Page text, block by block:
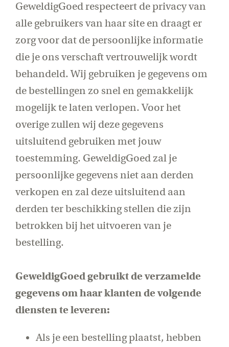
GeweldigGoed respecteert de privacy van
alle gebruikers van haar site en draagt er
zorg voor dat de persoonlijke informatie
die je ons verschaft vertrouwelijk wordt
behandeld. Wij gebruiken je gegevens om
de bestellingen zo snel en gemakkelijk
mogelijk te laten verlopen. Voor het
overige zullen wij deze gegevens
uitsluitend gebruiken met jouw
toestemming. GeweldigGoed zal je
persoonlijke gegevens niet aan derden
verkopen en zal deze uitsluitend aan
derden ter beschikking stellen die zijn
betrokken bij het uitvoeren van je
bestelling.
GeweldigGoed gebruikt de verzamelde
gegevens om haar klanten de volgende
diensten te leveren:
Als je een bestelling plaatst, hebben